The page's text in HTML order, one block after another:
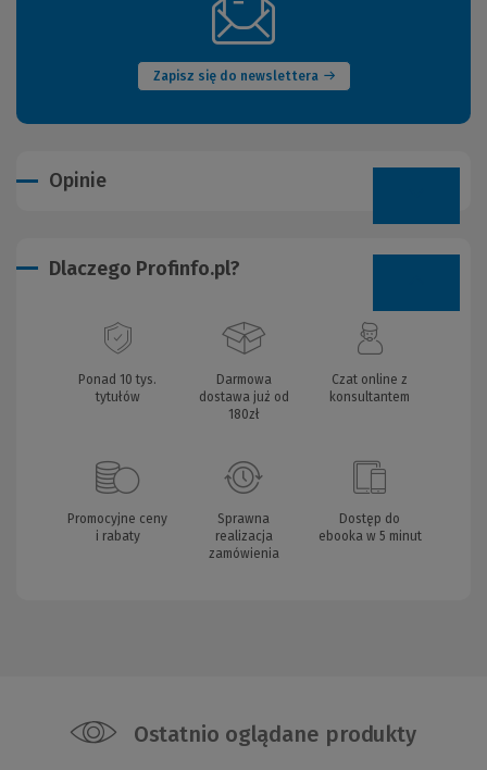
Zapisz się do newslettera
(Nowe
okno)
Opinie
Dlaczego Profinfo.pl?
Ponad 10 tys.
tytułów
Darmowa
dostawa już od
180zł
Czat online z
konsultantem
Promocyjne ceny
i rabaty
Sprawna
realizacja
zamówienia
Dostęp do
ebooka w 5 minut
Ostatnio oglądane produkty